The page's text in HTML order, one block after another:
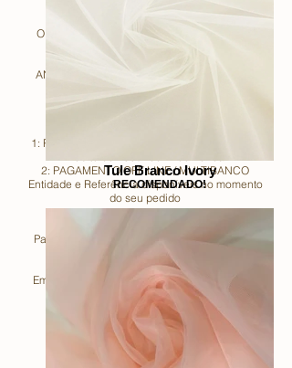
O valor indicado nos Vestidos de Noiva não
inclui Acessórios!
ANTECEDÊNCIA OBRIGATÓRIA 4- 6 MESES
ATÉ A DATA DO EVENTO!
1: PAGAMENTO SEGURO: Cartão de Crédito /
2: PAGAMENTO OFF LINE / MULTIBANCO
Entidade e Referência disponíveis no momento
do seu pedido
Para mais Informações ligue
ou deixe o Seu contacto e
Em breve a Equipa Noiva Imperial entrará em
contacto consigo!
Leia com Atenção!
Tule Branco Ivory
RECOMENDADO!